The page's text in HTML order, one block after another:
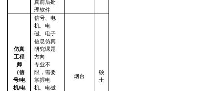
真前后处
理软件
仿真
工程
师
（信
号/电
机/电
信号、电
机、电
磁、电子
信息仿真
研究课题
方向
专业不
限，需要
掌握电
机、电磁
烟台
硕
士